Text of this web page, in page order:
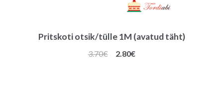
Pritskoti otsik/tülle 1M (avatud täht)
3.70€
Algne
2.80€Praegune